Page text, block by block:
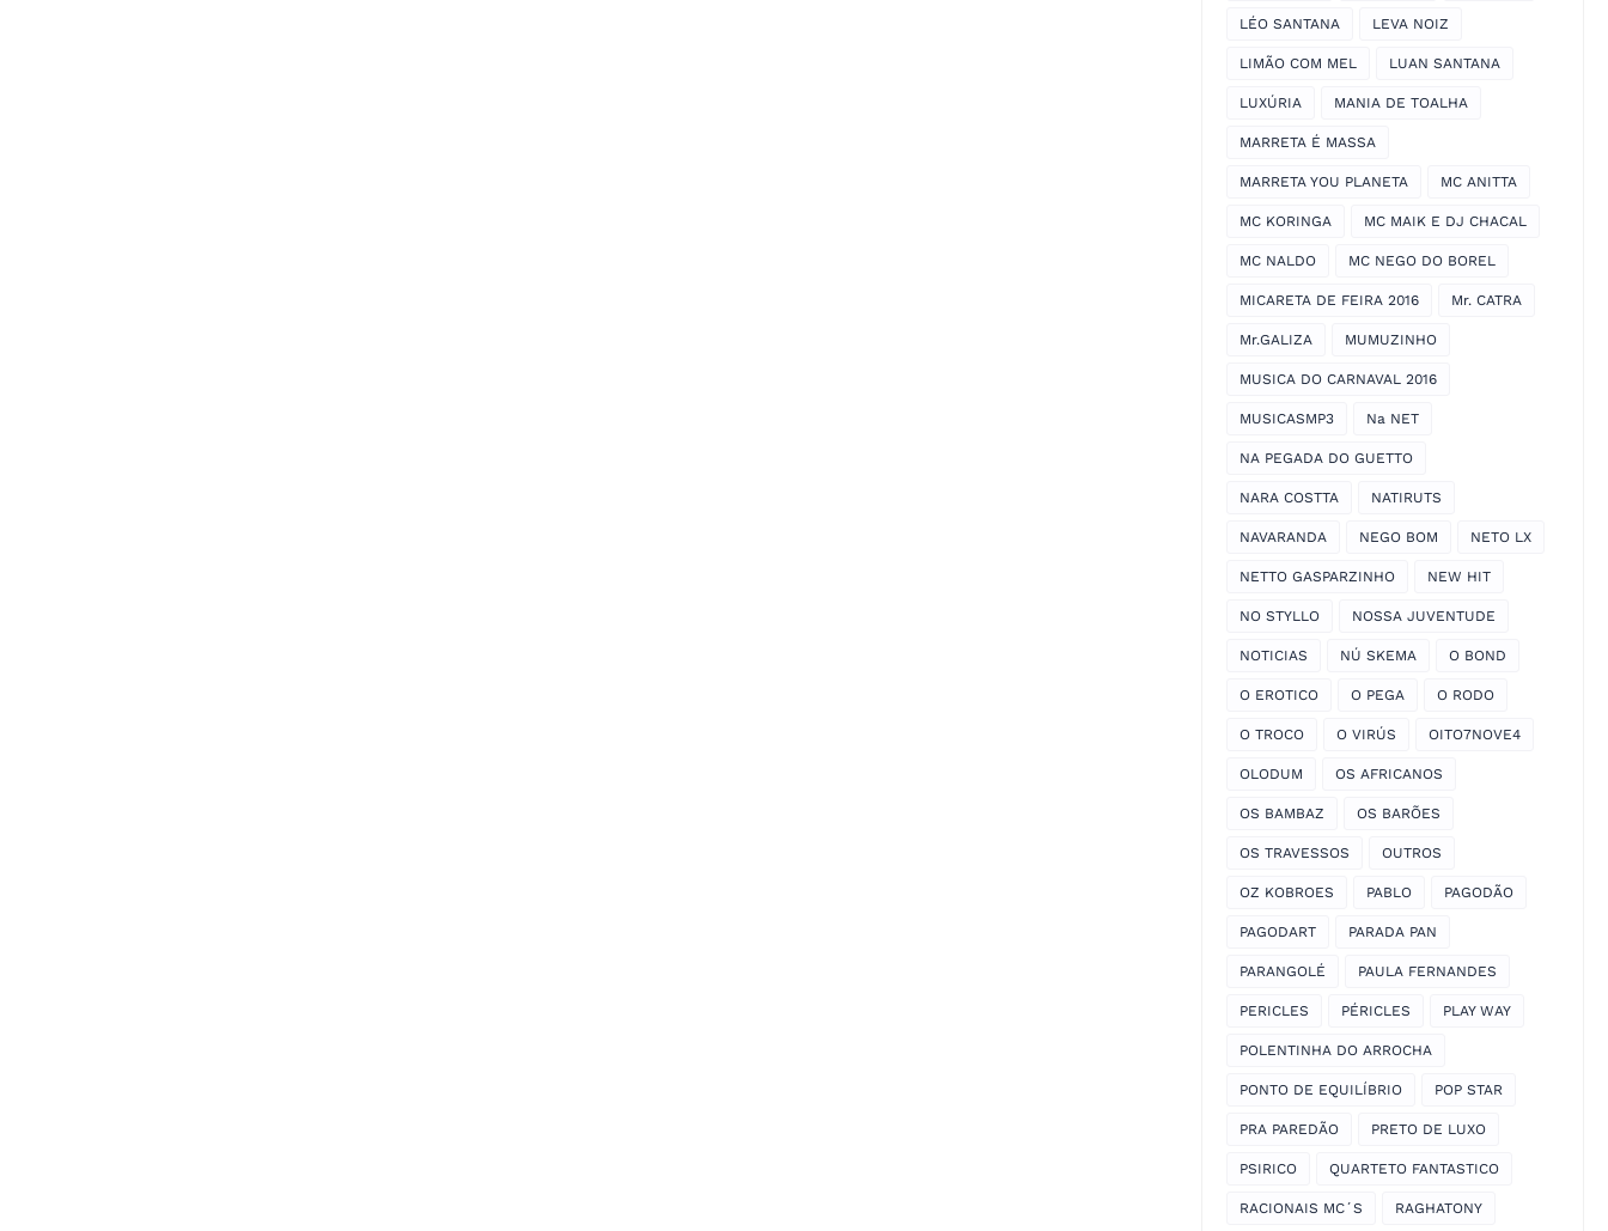
LÉO SANTANA LEVA NOIZ
LIMÃO COM MEL LUAN SANTANA
LUXÚRIA MANIA DE TOALHA
MARRETA É MASSA
MARRETA YOU PLANETA MC ANITTA
MC KORINGA MC MAIK E DJ CHACAL
MC NALDO MC NEGO DO BOREL
MICARETA DE FEIRA 2016 Mr. CATRA
Mr.GALIZA MUMUZINHO
MUSICA DO CARNAVAL 2016
MUSICASMP3 Na NET
NA PEGADA DO GUETTO
NARA COSTTA NATIRUTS
NAVARANDA NEGO BOM NETO LX
NETTO GASPARZINHO NEW HIT
NO STYLLO NOSSA JUVENTUDE
NOTICIAS NÚ SKEMA O BOND
O EROTICO O PEGA O RODO
O TROCO O VIRÚS OITO7NOVE4
OLODUM OS AFRICANOS
OS BAMBAZ OS BARÕES
OS TRAVESSOS OUTROS
OZ KOBROES PABLO PAGODÃO
PAGODART PARADA PAN
PARANGOLÉ PAULA FERNANDES
PERICLES PÉRICLES PLAY WAY
POLENTINHA DO ARROCHA
PONTO DE EQUILÍBRIO POP STAR
PRA PAREDÃO PRETO DE LUXO
PSIRICO QUARTETO FANTASTICO
RACIONAIS MC´S RAGHATONY